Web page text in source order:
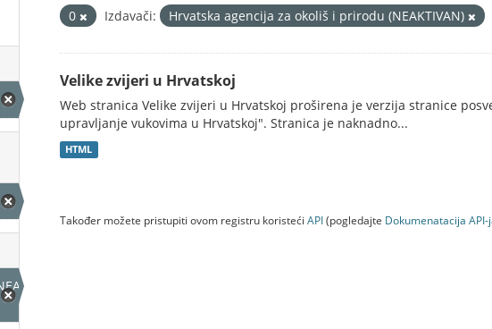
0
Izdavači: Hrvatska agencija za okoliš i prirodu (NEAKTIVAN)
Velike zvijeri u Hrvatskoj
Web stranica Velike zvijeri u Hrvatskoj proširena je verzija stranice
upravljanje vukovima u Hrvatskoj". Stranica je naknadno...
HTML
Također možete pristupiti ovom registru koristeći API(pogledajte Dokumenаtаcijа API-